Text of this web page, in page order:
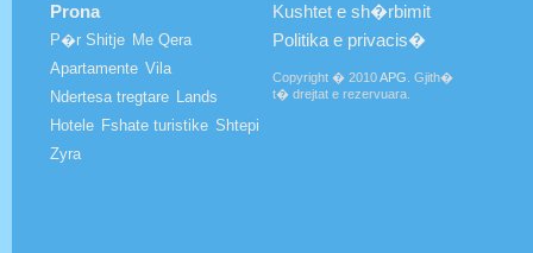
Prona
P�r Shitje Me Qera
Apartamente Vila
Ndertesa tregtare Lands
Hotele Fshate turistike Shtepi
Zyra
Kushtet e sh�rbimit
Politika e privacis�
Copyright � 2010APG . Gjith�
t� drejtat e rezervuara.